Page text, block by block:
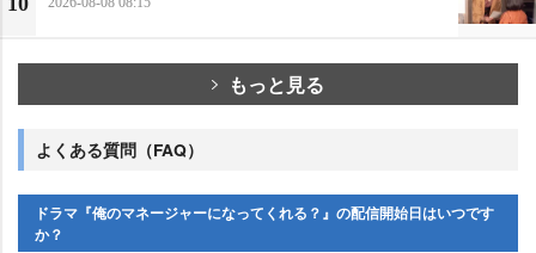
もっと見る
よくある質問（FAQ）
ドラマ『俺のマネージャーになってくれる？』の配信開始日はいつです
か？